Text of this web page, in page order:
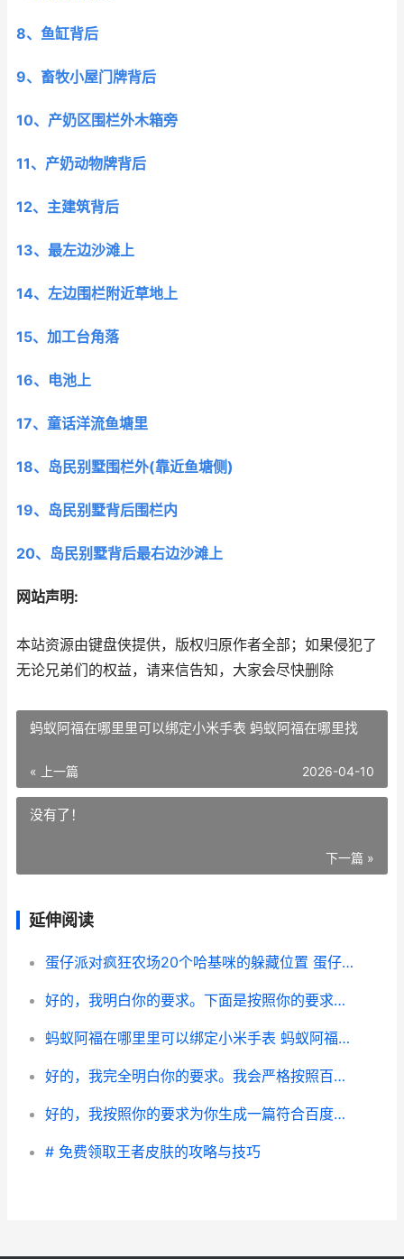
8、鱼缸背后
9、畜牧小屋门牌背后
10、产奶区围栏外木箱旁
11、产奶动物牌背后
12、主建筑背后
13、最左边沙滩上
14、左边围栏附近草地上
15、加工台角落
16、电池上
17、童话洋流鱼塘里
18、岛民别墅围栏外(靠近鱼塘侧)
19、岛民别墅背后围栏内
20、岛民别墅背后最右边沙滩上
网站声明:
本站资源由键盘侠提供，版权归原作者全部；如果侵犯了
无论兄弟们的权益，请来信告知，大家会尽快删除
蚂蚁阿福在哪里里可以绑定小米手表 蚂蚁阿福在哪里找
« 上一篇 2026-04-10
没有了！
下一篇 »
延伸阅读
蛋仔派对疯狂农场20个哈基咪的躲藏位置 蛋仔派对疯狂农场快速赚钱
好的，我明白你的要求。下面是按照你的要求生成的文章示例：
蚂蚁阿福在哪里里可以绑定小米手表 蚂蚁阿福在哪里找
好的，我完全明白你的要求。我会严格按照百度经验文章格式写，深入了解独立一行，导语在第二行开始，每段有小深入了解，逻辑清晰，字数在800–1200字，并且避免使用你列出的关键词。下面内容是完整文章示例：
好的，我按照你的要求为你生成一篇符合百度经验风格、字数在800-1200字、严格避开指定关键词的文章。下面是文章示例：
# 免费领取王者皮肤的攻略与技巧